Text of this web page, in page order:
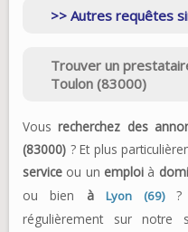
Autres requêtes
Trouver un
Toulon (83000)
Vousrecherchez des
(83000) ? Et plus
service ou un emploi à
ou bien àLyon (69)?
régulièrement sur notre